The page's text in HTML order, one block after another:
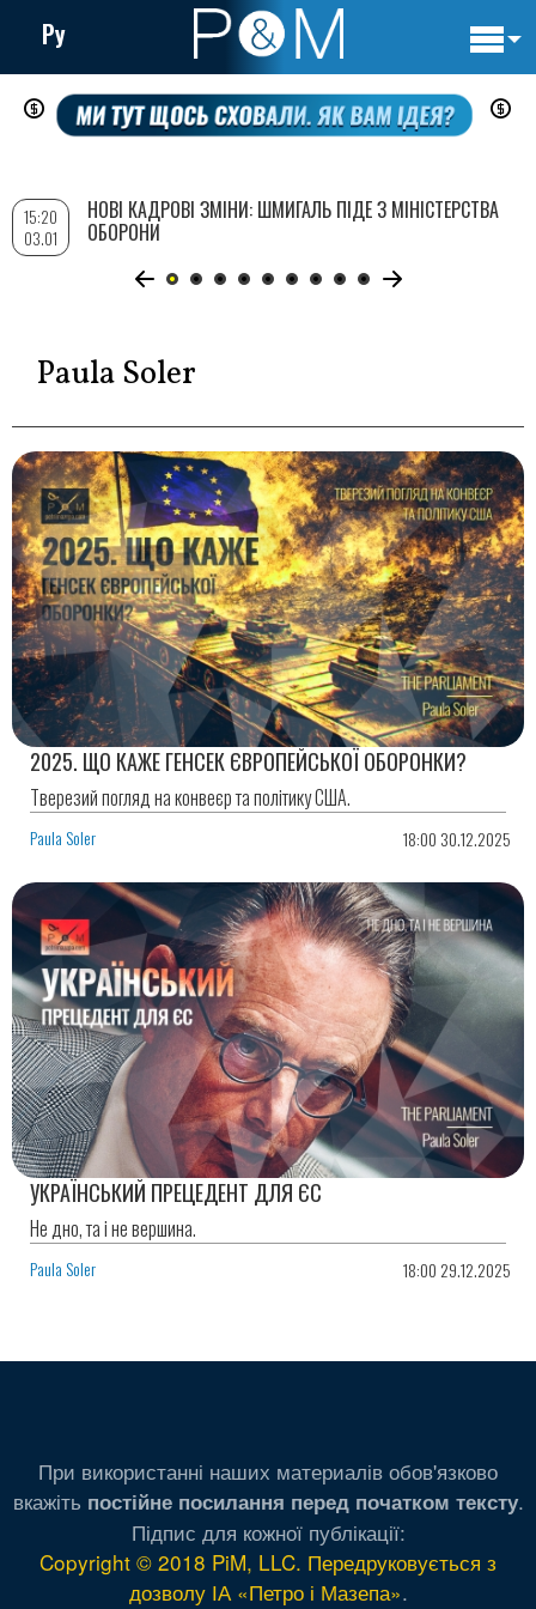
Перейти
до
вмісту
Ру
Paula Soler
2025. ЩО КАЖЕ ГЕНСЕК ЄВРОПЕЙСЬКОЇ ОБОРОНКИ?
Тверезий погляд на конвеєр та політику США.
Paula Soler 18:00 30.12.2025
УКРАЇНСЬКИЙ ПРЕЦЕДЕНТ ДЛЯ ЄС
Не дно, та і не вершина.
Paula Soler 18:00 29.12.2025
15:20
03.01
НОВІ КАДРОВІ ЗМІНИ: ШМИГАЛЬ ПІДЕ З МІНІСТЕРСТВА
ОБОРОНИ
При використанні наших материалів обов'язково
вкажіть постійне посилання перед початком тексту.
Підпис для кожної публікації:
Copyright © 2018 PiM, LLC. Передруковується з
дозволу ІА «Петро і Мазепа».